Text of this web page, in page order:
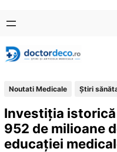
conținut
content
Noutati Medicale Ştiri
Investiția istorică
952 de milioane
educației